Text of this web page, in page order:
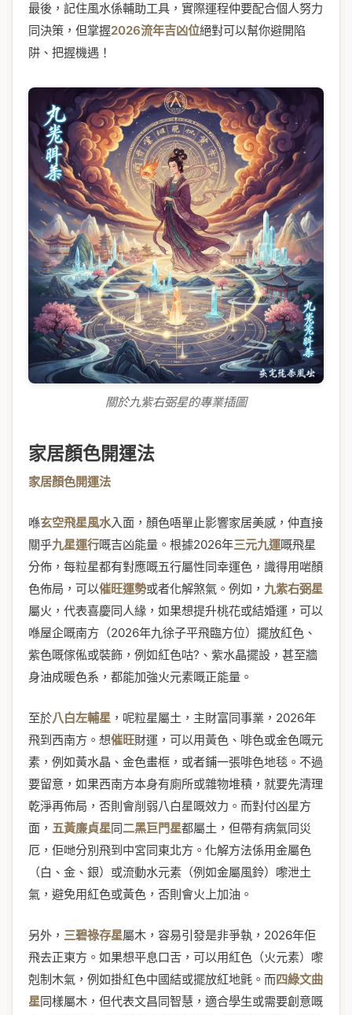
最後，記住風水係輔助工具，實際運程仲要配合個人努力
同決策，但掌握2026流年吉凶位絕對可以幫你避開陷
阱、把握機遇！
關於九紫右弼星的專業插圖
家居顏色開運法
家居顏色開運法
喺玄空飛星風水入面，顏色唔單止影響家居美感，仲直接
關乎九星運行嘅吉凶能量。根據2026年三元九運嘅飛星
分佈，每粒星都有對應嘅五行屬性同幸運色，識得用啱顏
色佈局，可以催旺運勢或者化解煞氣。例如， 九紫右弼星
屬火，代表喜慶同人緣，如果想提升桃花或結婚運，可以
喺屋企嘅南方（2026年九徐子平飛臨方位）擺放紅色、
紫色嘅傢俬或裝飾，例如紅色咕?、紫水晶擺設，甚至牆
身油成暖色系，都能加強火元素嘅正能量。
至於八白左輔星 ，呢粒星屬土，主財富同事業，2026年
飛到西南方。想催旺財運，可以用黃色、啡色或金色嘅元
素，例如黃水晶、金色畫框，或者鋪一張啡色地毯。不過
要留意，如果西南方本身有廁所或雜物堆積，就要先清理
乾淨再佈局，否則會削弱八白星嘅效力。而對付凶星方
面， 五黃廉貞星同二黑巨門星都屬土，但帶有病氣同災
厄，佢哋分別飛到中宮同東北方。化解方法係用金屬色
（白、金、銀）或流動水元素（例如金屬風鈴）嚟泄土
氣，避免用紅色或黃色，否則會火上加油。
另外， 三碧祿存星屬木，容易引發是非爭執，2026年佢
飛去正東方。如果想平息口舌，可以用紅色（火元素）嚟
剋制木氣，例如掛紅色中國結或擺放紅地氈。而四綠文曲
星同樣屬木，但代表文昌同智慧，適合學生或需要創意嘅